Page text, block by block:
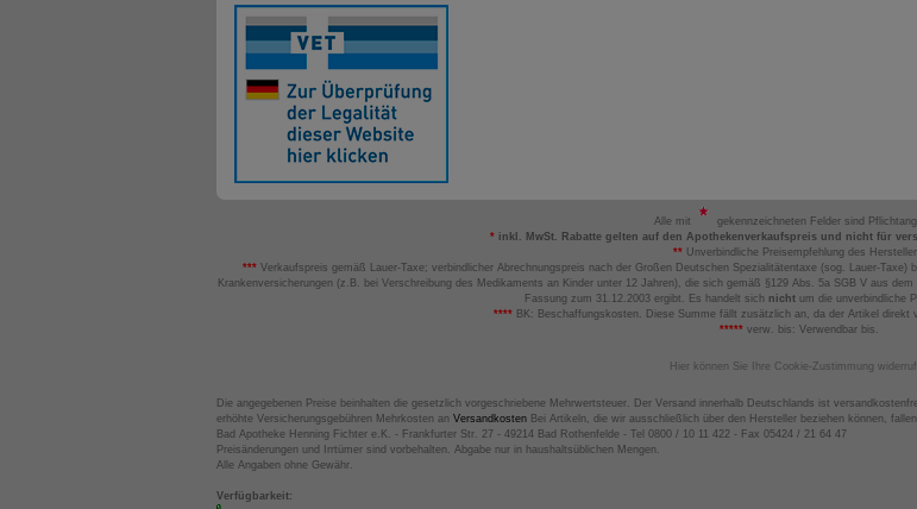
Alle mit
gekennzeichneten Felder sind
* inkl. MwSt. Rabatte gelten auf den Apothekenverkaufspreis und nicht für
**Unverbindliche Preisempfehlung des
*** Verkaufspreis gemäß Lauer-Taxe; verbindlicher Abrechnungspreis nach der Großen Deutschen Spezialitätentaxe (sog. Lauer-
Krankenversicherungen (z.B. bei Verschreibung des Medikaments an Kinder unter 12 Jahren), die sich gemäß §129 Abs. 5a SGB V aus
Fassung zum 31.12.2003 ergibt. Es handelt sich nicht um die unverbindliche
**** BK: Beschaffungskosten. Diese Summe fällt zusätzlich an, da der Artikel direkt
***** verw. bis: Verwendbar bis.
Hier können Sie Ihre Cookie-Zustimmung
Die angegebenen Preise beinhalten die gesetzlich vorgeschriebene Mehrwertsteuer. Der Versand innerhalb Deutschlands ist
erhöhte Versicherungsgebühren Mehrkosten an Versandkosten Bei Artikeln, die wir ausschließlich über den Hersteller beziehen können,
Bad Apotheke Henning Fichter e.K. - Frankfurter Str. 27 - 49214 Bad Rothenfelde - Tel 0800 / 10 11 422 - Fax 05424 / 21 64 47
Preisänderungen und Irrtümer sind vorbehalten. Abgabe nur in haushaltsüblichen Mengen.
Alle Angaben ohne Gewähr.
Verfügbarkeit: